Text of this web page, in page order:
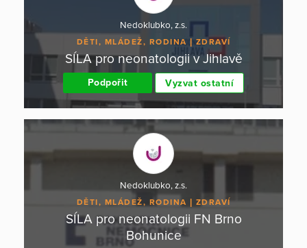
Nedoklubko, z.s.
DĚTI, MLÁDEŽ, RODINA ZDRAVÍ
SÍLA pro neonatologii v Jihlavě
Podpořit Vyzvat ostatní
Nedoklubko, z.s.
DĚTI, MLÁDEŽ, RODINA ZDRAVÍ
SÍLA pro neonatologii FN Brno
Bohunice